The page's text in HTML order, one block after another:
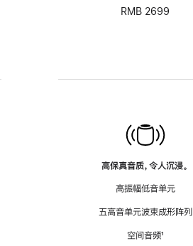
RMB 2699
高保真音质，令人沉浸。
高振幅低音单元
五高音单元波束成形阵列
空间音频脚
¹